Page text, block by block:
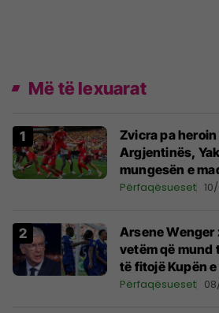
Më të lexuarat
Zvicra pa
Argjentinës,
mungesën e
Përfaqësueset
Arsene Wenger
vetëm që mund
të fitojë Kupën
Përfaqësueset